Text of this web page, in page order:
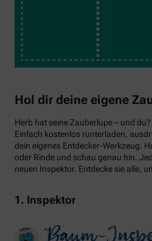
Hol dir deine eigene
Herb hat seine Zauberlupe – und
Einfach kostenlos runterladen,
dein eigenes Entdecker-Werkzeug.
oder Rinde und schau genau hin.
neuen Inspektor. Entdecke sie alle,
1. Inspektor